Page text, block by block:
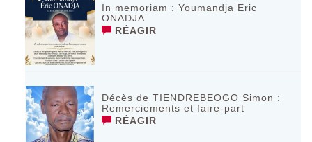
In memoriam : Youmandja Eric
ONADJA
RÉAGIR
Décès de TIENDREBEOGO Simon :
Remerciements et faire-part
RÉAGIR